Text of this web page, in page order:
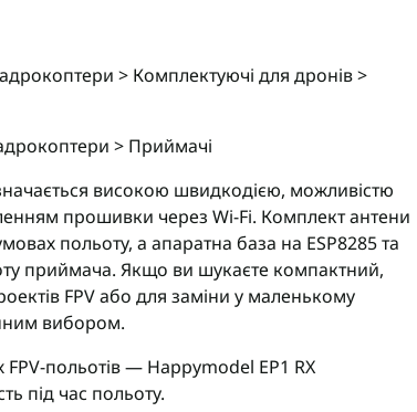
> Комплектуючі для дронів >
> Приймачі
високою швидкодією, можливістю
прошивки через Wi-Fi. Комплект антени
польоту, а апаратна база на ESP8285 та
приймача. Якщо ви шукаєте компактний,
FPV або для заміни у маленькому
вибором.
польотів — Happymodel EP1 RX
під час польоту.